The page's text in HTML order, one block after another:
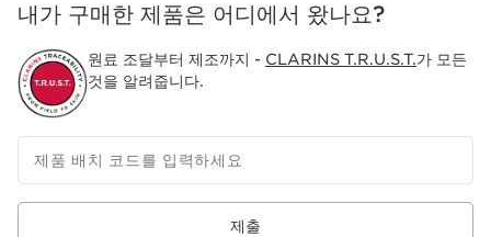
내가 구매한 제품은 어디에서 왔나요?
원료 조달부터 제조까지 - CLARINS T.R.U.S.T.가 모든
것을 알려줍니다.
제품 배치 코드를 입력하세요
제출